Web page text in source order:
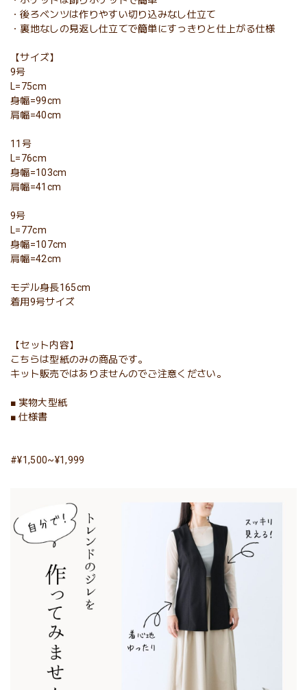
・後ろベンツは作りやすい切り込みなし仕立て
・裏地なしの見返し仕立てで簡単にすっきりと仕上がる仕様
【サイズ】
9号
L=75cm
身幅=99cm
肩幅=40cm
11号
L=76cm
身幅=103cm
肩幅=41cm
9号
L=77cm
身幅=107cm
肩幅=42cm
モデル身長165cm
着用9号サイズ
【セット内容】
こちらは型紙のみの商品です。
キット販売ではありませんのでご注意ください。
■ 実物大型紙
■ 仕様書
#¥1,500~¥1,999